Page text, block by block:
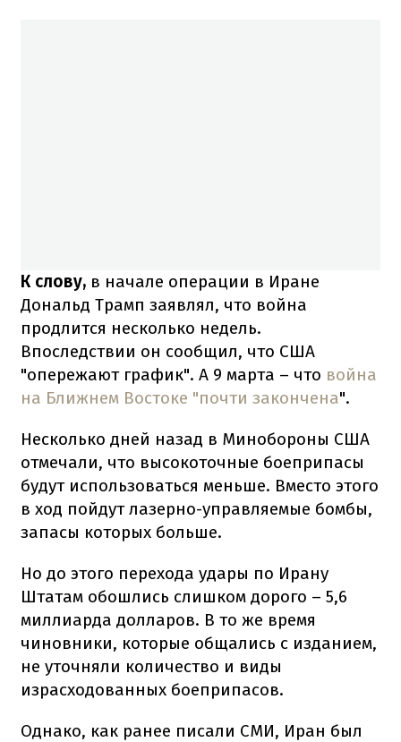
К слову, в начале операции в Иране
Дональд Трамп заявлял, что война
продлится несколько недель.
Впоследствии он сообщил, что США
"опережают график". А 9 марта – что война
на Ближнем Востоке "почти закончена".
Несколько дней назад в Минобороны США
отмечали, что высокоточные боеприпасы
будут использоваться меньше. Вместо этого
в ход пойдут лазерно-управляемые бомбы,
запасы которых больше.
Но до этого перехода удары по Ирану
Штатам обошлись слишком дорого – 5,6
миллиарда долларов. В то же время
чиновники, которые общались с изданием,
не уточняли количество и виды
израсходованных боеприпасов.
Однако, как ранее писали СМИ, Иран был